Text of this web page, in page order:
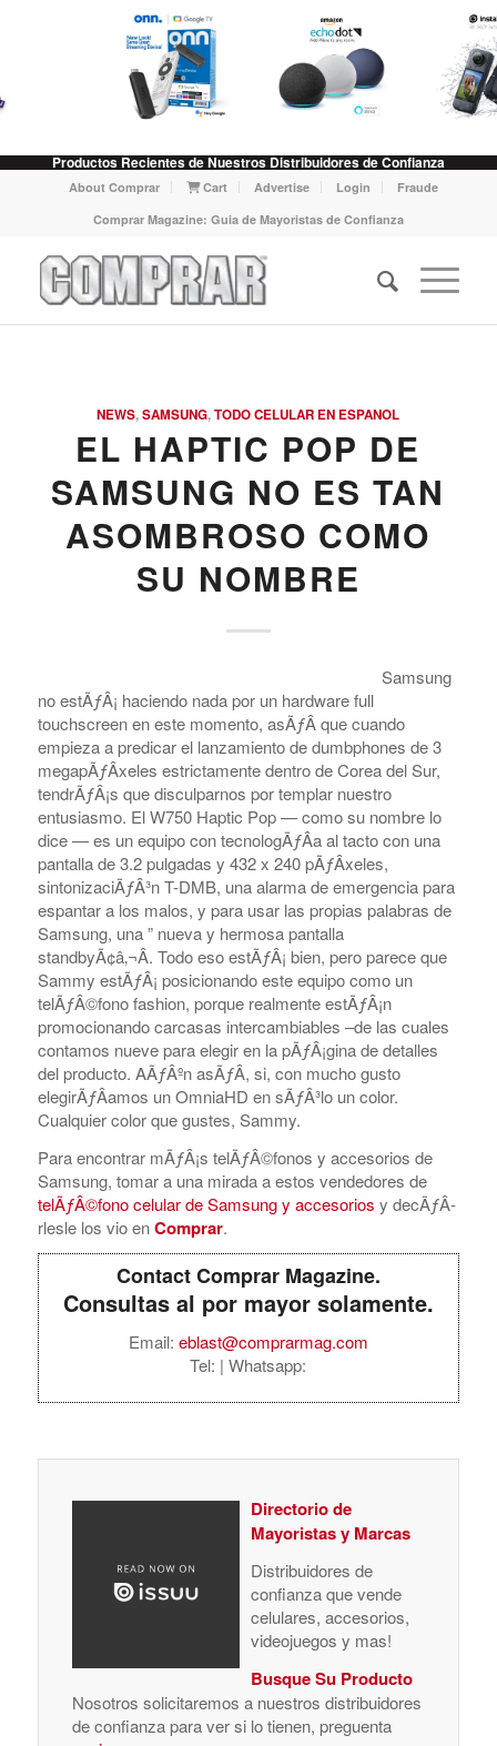
Productos Recientes de Nuestros Distribuidores de Confianza
About Comprar Cart Advertise Login
Fraude
Comprar Magazine: Guia de Mayoristas de Confianza
NEWS,SAMSUNG,TODO CELULAR EN ESPANOL
EL HAPTIC POP DE
SAMSUNG NO ES TAN
ASOMBROSO COMO
SU NOMBRE
Samsung
no estÃƒÂ¡ haciendo nada por un hardware full
touchscreen en este momento, asÃƒÂ­ que cuando
empieza a predicar el lanzamiento de dumbphones de 3
megapÃƒÂ­xeles estrictamente dentro de Corea del Sur,
tendrÃƒÂ¡s que disculparnos por templar nuestro
entusiasmo. El W750 Haptic Pop — como su nombre lo
dice — es un equipo con tecnologÃƒÂ­a al tacto con una
pantalla de 3.2 pulgadas y 432 x 240 pÃƒÂ­xeles,
sintonizaciÃƒÂ³n T-DMB, una alarma de emergencia para
espantar a los malos, y para usar las propias palabras de
Samsung, una ” nueva y hermosa pantalla
standbyÃ¢â‚¬Â. Todo eso estÃƒÂ¡ bien, pero parece que
Sammy estÃƒÂ¡ posicionando este equipo como un
telÃƒÂ©fono fashion, porque realmente estÃƒÂ¡n
promocionando carcasas intercambiables –de las cuales
contamos nueve para elegir en la pÃƒÂ¡gina de detalles
del producto. AÃƒÂºn asÃƒÂ­, si, con mucho gusto
elegirÃƒÂ­amos un OmniaHD en sÃƒÂ³lo un color.
Cualquier color que gustes, Sammy.
Para encontrar mÃƒÂ¡s telÃƒÂ©fonos y accesorios de
Samsung, tomar a una mirada a estos vendedores de
telÃƒÂ©fono celular de Samsung y accesorios y decÃƒÂ­
rlesle los vio enComprar.
Contact Comprar Magazine.
Consultas al por mayor solamente.
Email: eblast@comprarmag.com
Tel: | Whatsapp:
Directorio de
Mayoristas y Marcas
Distribuidores de
confianza que vende
celulares, accesorios,
videojuegos y mas!
Busque Su Producto
Nosotros solicitaremos a nuestros distribuidores
de confianza para ver si lo tienen, preguenta